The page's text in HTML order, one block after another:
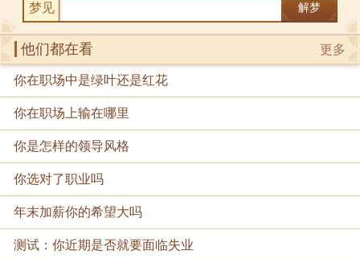
梦见 解梦
更多
他们都在看
你在职场中是绿叶还是红花
你在职场上输在哪里
你是怎样的领导风格
你选对了职业吗
年末加薪你的希望大吗
测试：你近期是否就要面临失业